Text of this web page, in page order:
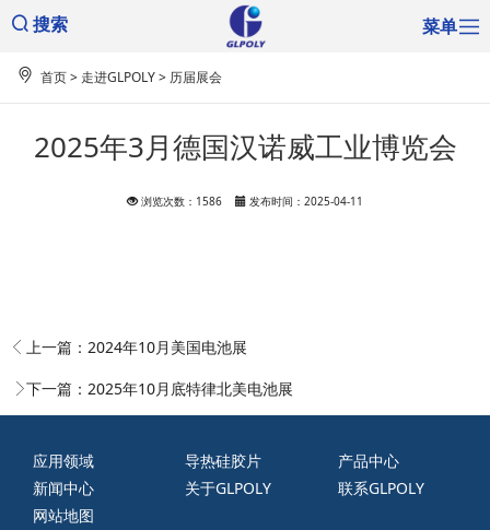
搜索 菜单
首页> 走进GLPOLY> 历届展会
2025年3月德国汉诺威工业博览会
浏览次数：1586 发布时间：2025-04-11
上一篇： 2024年10月美国电池展
下一篇： 2025年10月底特律北美电池展
应用领域 导热硅胶片
产品中心
新闻中心
关于GLPOLY
联系GLPOLY
网站地图